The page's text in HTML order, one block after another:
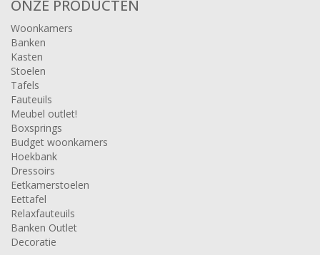
ONZE PRODUCTEN
Woonkamers
Banken
Kasten
Stoelen
Tafels
Fauteuils
Meubel outlet!
Boxsprings
Budget woonkamers
Hoekbank
Dressoirs
Eetkamerstoelen
Eettafel
Relaxfauteuils
Banken Outlet
Decoratie